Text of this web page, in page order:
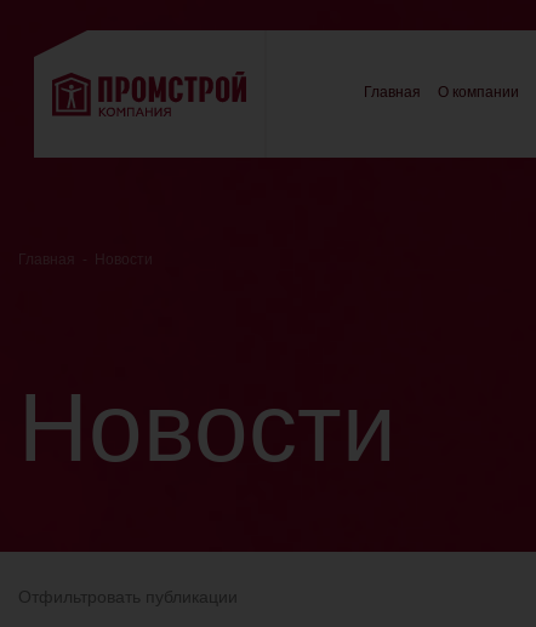
Главная О компании
Главная Новости
Новости
Отфильтровать публикации